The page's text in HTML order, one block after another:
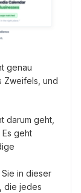
genau
Zweifels, und
darum geht,
geht
in dieser
, die jedes